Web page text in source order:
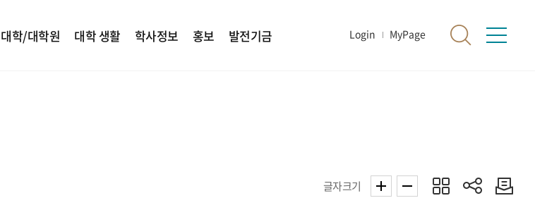
대학/대학원 대학 생활 학사정보 홍보 발전기금 Login MyPage
글자크기